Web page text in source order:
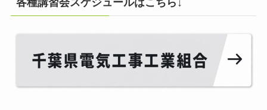
各種講習会スケジュールはこちら↓